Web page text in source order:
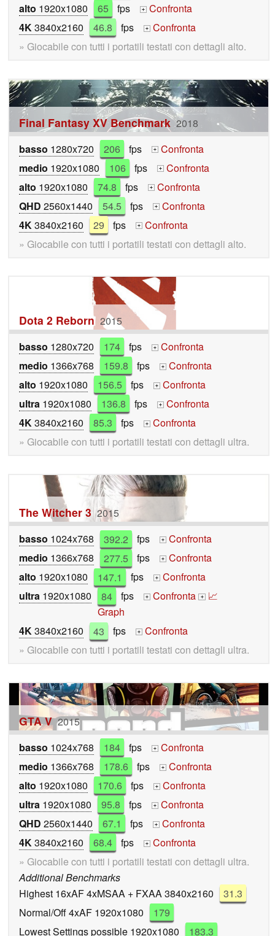
alto 1920x1080 65 fps +
Confronta
4K3840x2160 46.8 fps +
Confronta
» Giocabile con tutti i portatili testati con dettagli alto.
Final Fantasy XV Benchmark 2018
basso 1280x720 206 fps +
Confronta
medio 1920x1080 106 fps +
Confronta
alto 1920x1080 74.8 fps +
Confronta
QHD 2560x1440 54.5 fps +
Confronta
4K3840x2160 29 fps +
Confronta
» Giocabile con tutti i portatili testati con dettagli alto.
Dota 2 Reborn 2015
basso 1280x720 174 fps +
Confronta
medio 1366x768 159.8 fps +
Confronta
alto 1920x1080 156.5 fps +
Confronta
ultra 1920x1080 136.8 fps +
Confronta
4K3840x2160 85.3 fps +
Confronta
» Giocabile con tutti i portatili testati con dettagli ultra.
The Witcher 3 2015
basso 1024x768 392.2 fps +
Confronta
medio 1366x768 277.5 fps +
Confronta
alto 1920x1080 147.1 fps +
Confronta
ultra 1920x1080 84 fps + Confronta + 📈
Graph
4K3840x2160 43 fps +
Confronta
» Giocabile con tutti i portatili testati con dettagli ultra.
GTA V 2015
basso 1024x768 184 fps +
Confronta
medio 1366x768 178.6 fps +
Confronta
alto 1920x1080 170.6 fps +
Confronta
ultra 1920x1080 95.8 fps +
Confronta
QHD 2560x1440 67.1 fps +
Confronta
4K3840x2160 68.4 fps +
Confronta
» Giocabile con tutti i portatili testati con dettagli ultra.
Additional Benchmarks
Highest 16xAF 4xMSAA + FXAA 3840x2160
31.3
Normal/Off 4xAF 1920x1080
179
Lowest Settings possible 1920x1080
183.3